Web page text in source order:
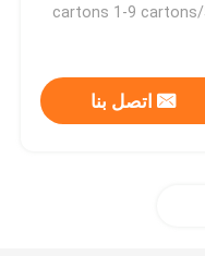
اتصل بنا